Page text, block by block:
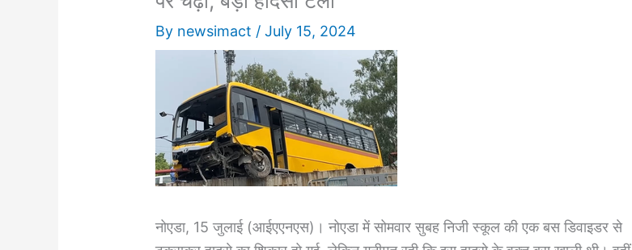
By newsimact /July 15, 2024
नोएडा, 15 जुलाई (आईएएनएस)। नोएडा में सोमवार सुबह निजी स्कूल की एक बस डिवाइडर से